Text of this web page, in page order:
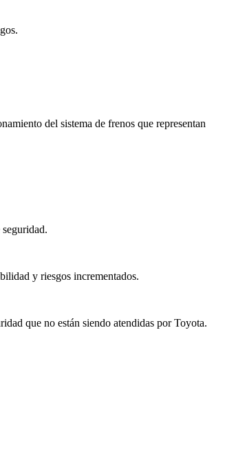
del sistema de frenos que representan
y riesgos incrementados.
que no están siendo atendidas por Toyota.